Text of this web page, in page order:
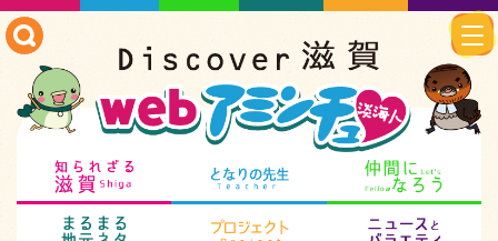
知られざる滋賀 となりの先生
まるまる地元ネタ プロジェクト